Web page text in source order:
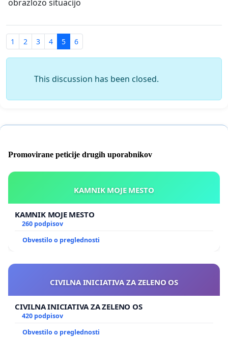
obrazlozo situacijo
1 2 3 4 5 6
This discussion has been closed.
Promovirane peticije drugih uporabnikov
KAMNIK MOJE MESTO
KAMNIK MOJE MESTO
260 podpisov
Obvestilo o preglednosti
CIVILNA INICIATIVA ZA ZELENO OS
CIVILNA INICIATIVA ZA ZELENO OS
420 podpisov
Obvestilo o preglednosti